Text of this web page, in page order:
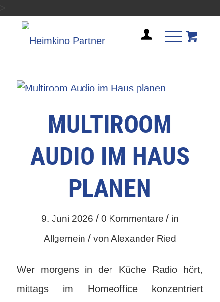
MULTIROOM
AUDIO IM HAUS
PLANEN
9. Juni 2026 / 0 Kommentare / in
Allgemein / von Alexander Ried
Wer morgens in der Küche Radio hört,
mittags im Homeoffice konzentriert